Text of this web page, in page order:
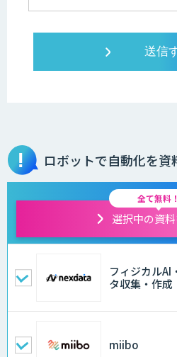
ロボットで自動化を資
全て無料！
選択中の資
フィジカルAI
タ収集・作成
miibo